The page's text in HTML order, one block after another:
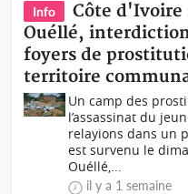
Info
Côte d'Ivoire
Ouéllé,
foyers de
territoire
Un camp des
l’assassinat du
relayions dans un
est survenu le
Ouéllé,...
il y a 1 semaine